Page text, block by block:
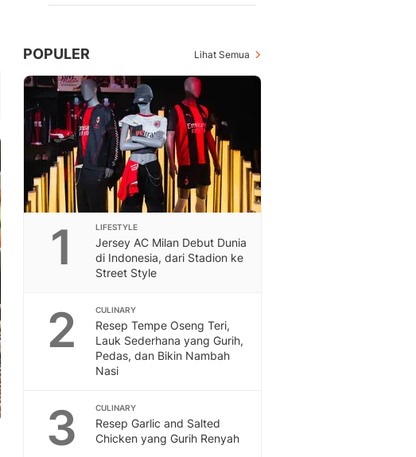
POPULER Lihat Semua
1 LIFESTYLE
Jersey AC Milan Debut Dunia
di Indonesia, dari Stadion ke
Street Style
2 CULINARY
Resep Tempe Oseng Teri,
Lauk Sederhana yang Gurih,
Pedas, dan Bikin Nambah
Nasi
3 CULINARY
Resep Garlic and Salted
Chicken yang Gurih Renyah